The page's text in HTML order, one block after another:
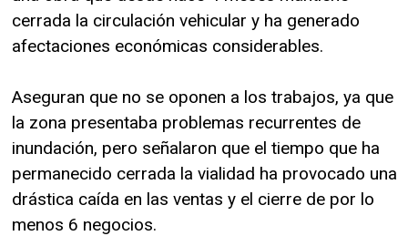
cerrada la circulación vehicular y ha generado
afectaciones económicas considerables.
Aseguran que no se oponen a los trabajos, ya que
la zona presentaba problemas recurrentes de
inundación, pero señalaron que el tiempo que ha
permanecido cerrada la vialidad ha provocado una
drástica caída en las ventas y el cierre de por lo
menos 6 negocios.